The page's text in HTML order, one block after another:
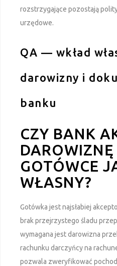
rozstrzygające pozostają
urzędowe.
QA — wkład
darowizny i
banku
CZY BANK
DAROWIZNĘ
GOTÓWCE
WŁASNY?
Gotówka jest najsłabiej
brak przejrzystego śladu
wymagana jest darowizna
rachunku darczyńcy na
pozwala zweryfikować